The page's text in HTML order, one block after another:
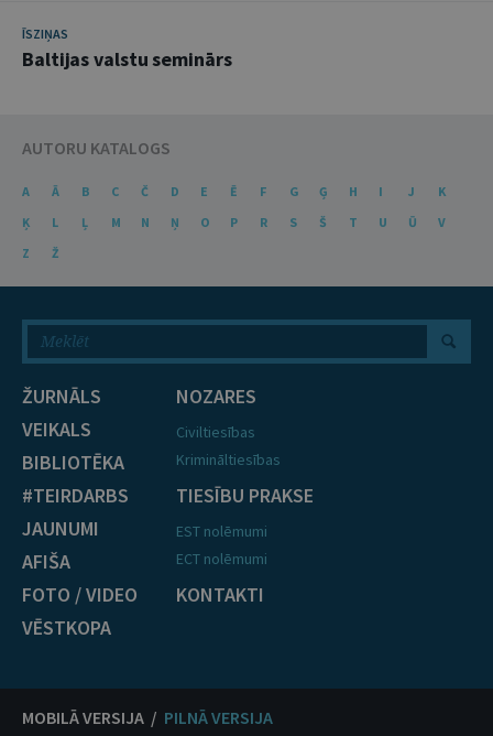
ĪSZIŅAS
Baltijas valstu seminārs
AUTORU KATALOGS
A Ā B C Č D E Ē F G Ģ H I J
K
Ķ
L Ļ M N Ņ O P R S Š T U Ū
V
Z
Ž
ŽURNĀLS
VEIKALS
BIBLIOTĒKA
#TEIRDARBS
JAUNUMI
AFIŠA
FOTO / VIDEO
VĒSTKOPA
NOZARES
Civiltiesības
Krimināltiesības
TIESĪBU PRAKSE
EST nolēmumi
ECT nolēmumi
KONTAKTI
MOBILĀ VERSIJA / PILNĀ VERSIJA